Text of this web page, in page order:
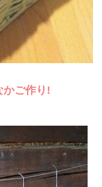
かご作り!